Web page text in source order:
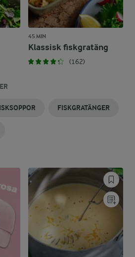
45 MIN
Klassisk fiskgratäng
(162)
FISKGRATÄNGER